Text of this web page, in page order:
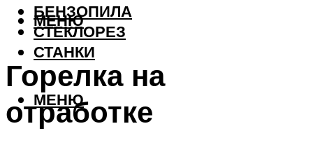
БЕНЗОПИЛА
СТЕКЛОРЕЗ
СТАНКИ
МЕНЮ
МЕНЮ
Горелка на
отработке